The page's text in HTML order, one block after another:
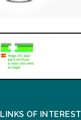
LINKS OF INTEREST